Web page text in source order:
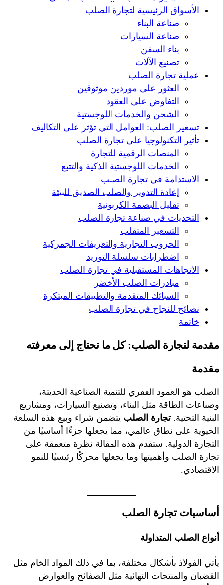
الأسواق الرئيسية لتجارة الصلب
صناعة البناء
صناعة السيارات
بناء السفن
تصنيع الآلات
عملية تجارة الصلب
العثور على موردين موثوقين
التفاوض على العقود
الشحن والخدمات اللوجستية
تسعير الصلب: العوامل التي تؤثر على التكاليف
تأثير التكنولوجيا على تجارة الصلب
المنصات الرقمية للتجارة
الخدمات اللوجستية الذكية والتتبع
الاستدامة في تجارة الصلب
إعادة التدوير والصلب الصديق للبيئة
تقليل البصمة الكربونية
التحديات في صناعة تجارة الصلب
التسعير المتقلب
الحروب التجارية والتعريفات الجمركية
اضطرابات سلسلة التوريد
الاتجاهات المستقبلية في تجارة الصلب
مبادرات الصلب الأخضر
السبائك المتقدمة والتطبيقات المبتكرة
نصائح للنجاح في تجارة الصلب
خاتمة
مقدمة لتجارة الصلب: كل ما تحتاج إلى معرفته
مقدمة
الصلب هو العمود الفقري للتنمية الصناعية الحديثة،
وصناعات الطاقة مثل البناء، وتصنيع السيارات، ومشاريع
البنية التحتية.تجارة الصلب يتضمن شراء وبيع هذه السلعة
الحيوية على نطاق عالمي، مما يجعلها جزءًا أساسيًا من
التجارة الدولية. ستقدم هذه المقالة نظرة متعمقة على
تجارة الصلب وأهميتها وما يجعلها محركًا رئيسيًا للنمو
الاقتصادي.
أساسيات تجارة الصلب
أنواع الصلب المتداولة
يأتي الفولاذ بأشكال مختلفة، بما في ذلك المواد الخام مثل
القضبان والمنتجات النهائية مثل الصفائح والعوارض